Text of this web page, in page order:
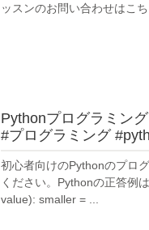
ッスンのお問い合わせはこ
Pythonプログラミン
#プログラミング
初心者向けのPythonのプロ
ください。Pythonの正答例
value): smaller = ...